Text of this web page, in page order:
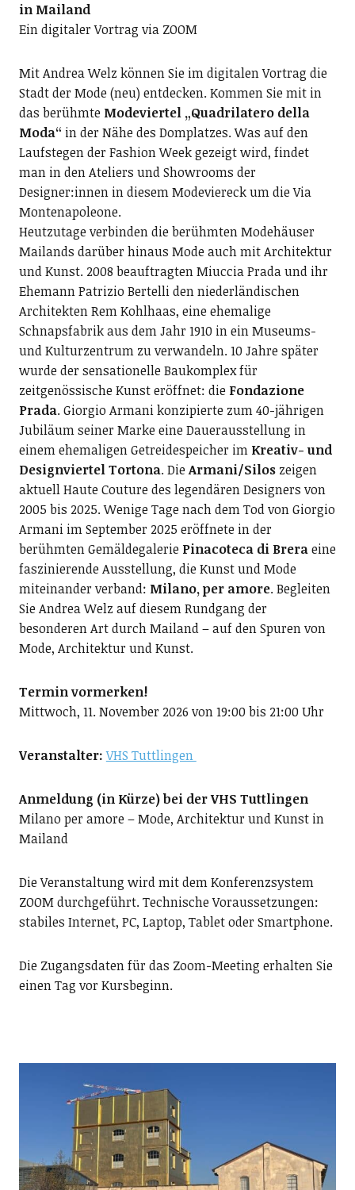
in Mailand
Ein digitaler Vortrag via ZOOM
Mit Andrea Welz können Sie im digitalen Vortrag die
Stadt der Mode (neu) entdecken. Kommen Sie mit in
das berühmte Modeviertel „Quadrilatero della
Moda“ in der Nähe des Domplatzes. Was auf den
Laufstegen der Fashion Week gezeigt wird, findet
man in den Ateliers und Showrooms der
Designer:innen in diesem Modeviereck um die Via
Montenapoleone.
Heutzutage verbinden die berühmten Modehäuser
Mailands darüber hinaus Mode auch mit Architektur
und Kunst. 2008 beauftragten Miuccia Prada und ihr
Ehemann Patrizio Bertelli den niederländischen
Architekten Rem Kohlhaas, eine ehemalige
Schnapsfabrik aus dem Jahr 1910 in ein Museums-
und Kulturzentrum zu verwandeln. 10 Jahre später
wurde der sensationelle Baukomplex für
zeitgenössische Kunst eröffnet: die Fondazione
Prada. Giorgio Armani konzipierte zum 40-jährigen
Jubiläum seiner Marke eine Dauerausstellung in
einem ehemaligen Getreidespeicher im Kreativ- und
Designviertel Tortona. DieArmani/Siloszeigen
aktuell Haute Couture des legendären Designers von
2005 bis 2025. Wenige Tage nach dem Tod von Giorgio
Armani im September 2025 eröffnete in der
berühmten Gemäldegalerie Pinacoteca di Breraeine
faszinierende Ausstellung, die Kunst und Mode
miteinander verband: Milano, per amore. Begleiten
Sie Andrea Welz auf diesem Rundgang der
besonderen Art durch Mailand – auf den Spuren von
Mode, Architektur und Kunst.
Termin vormerken!
Mittwoch, 11. November 2026 von 19:00 bis 21:00 Uhr
Veranstalter:VHS Tuttlingen
Anmeldung (in Kürze) bei der VHS Tuttlingen
Milano per amore – Mode, Architektur und Kunst in
Mailand
Die Veranstaltung wird mit dem Konferenzsystem
ZOOM durchgeführt. Technische Voraussetzungen:
stabiles Internet, PC, Laptop, Tablet oder Smartphone.
Die Zugangsdaten für das Zoom-Meeting erhalten Sie
einen Tag vor Kursbeginn.